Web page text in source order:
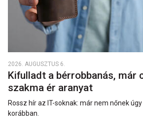
2026. AUGUSZTUS 6.
Kifulladt a bérrobbanás, már
szakma ér aranyat
Rossz hír az IT-soknak: már nem nőnek
korábban.